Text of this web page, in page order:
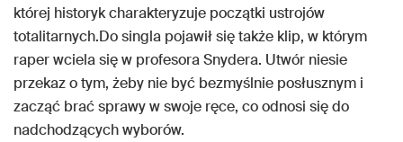
której historyk charakteryzuje początki ustrojów
totalitarnych.Do singla pojawił się także klip, w którym
raper wciela się w profesora Snydera. Utwór niesie
przekaz o tym, żeby nie być bezmyślnie posłusznym i
zacząć brać sprawy w swoje ręce, co odnosi się do
nadchodzących wyborów.